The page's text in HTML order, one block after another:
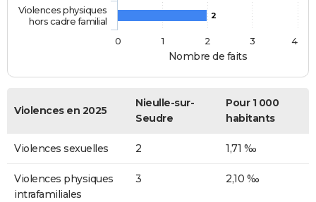
Nombre de faits
2
Violences physiques
hors cadre familial
0
1 2 3 4
Violences en 2025
Nieulle-sur-
Seudre
Pour 1 000
habitants
Violences sexuelles 2 1,71 ‰
Violences physiques
intrafamiliales
3 2,10 ‰